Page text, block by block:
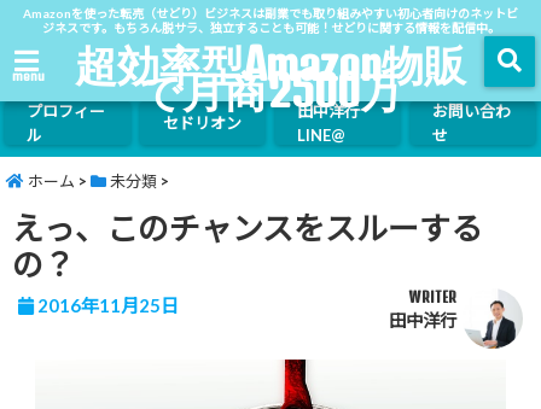
Amazonを使った転売（せどり）ビジネスは副業でも取り組みやすい初心者向けのネットビ
ジネスです。もちろん脱サラ、独立することも可能！せどりに関する情報を配信中。
menu 超効率型Amazon物販
で月商2500万
プロフィー
ル
セドリオン
田中洋行
LINE@
お問い合わ
せ
ホーム > 未分類 >
えっ、このチャンスをスルーする
の？
2016年11月25日 WRITER
田中洋行